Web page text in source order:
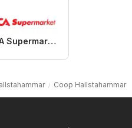
ICA Supermarket
Coop Hallstahammar